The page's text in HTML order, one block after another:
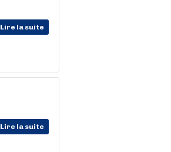
Lire la suite
Lire la suite